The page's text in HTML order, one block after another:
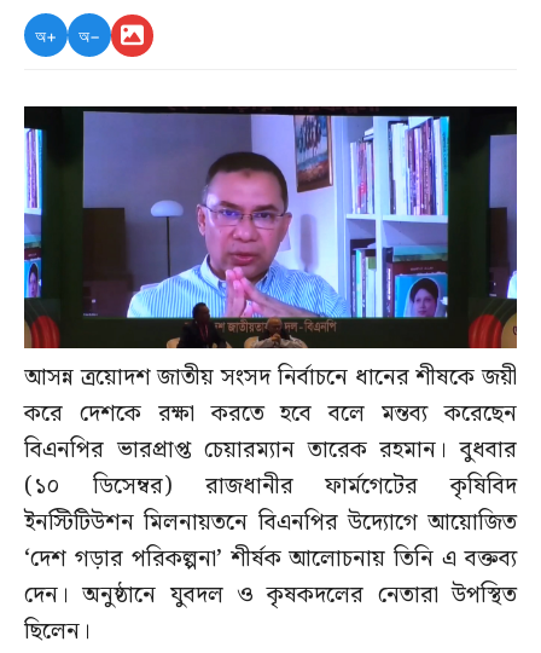
অ+ অ−
আসন্ন ত্রয়োদশ জাতীয় সংসদ নির্বাচনে ধানের শীষকে জয়ী
করে দেশকে রক্ষা করতে হবে বলে মন্তব্য করেছেন
বিএনপির ভারপ্রাপ্ত চেয়ারম্যান তারেক রহমান। বুধবার
(১০ ডিসেম্বর) রাজধানীর ফার্মগেটের কৃষিবিদ
ইনস্টিটিউশন মিলনায়তনে বিএনপির উদ্যোগে আয়োজিত
‘দেশ গড়ার পরিকল্পনা’ শীর্ষক আলোচনায় তিনি এ বক্তব্য
দেন। অনুষ্ঠানে যুবদল ও কৃষকদলের নেতারা উপস্থিত
ছিলেন।